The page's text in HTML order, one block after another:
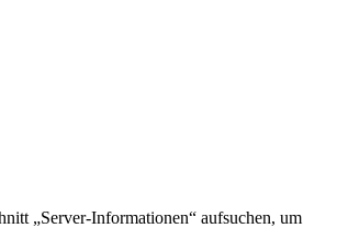
„Server-Informationen“ aufsuchen,⁤ um